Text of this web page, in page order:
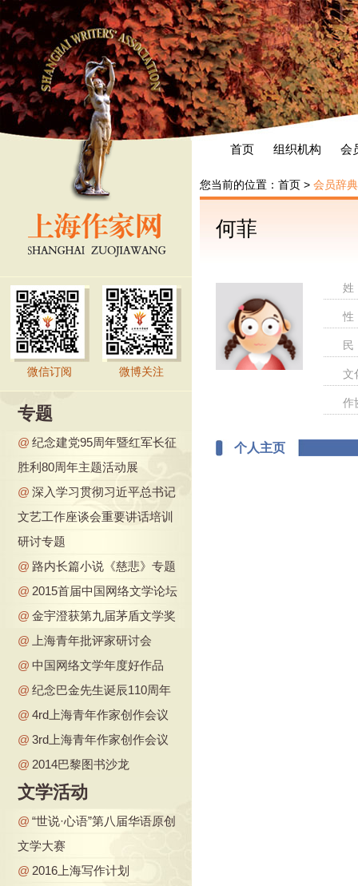
首页 组织机构 会
微信订阅 微博关注
专题
@ 纪念建党95周年暨红军长征
胜利80周年主题活动展
@ 深入学习贯彻习近平总书记
文艺工作座谈会重要讲话培训
研讨专题
@ 路内长篇小说《慈悲》专题
@ 2015首届中国网络文学论坛
@ 金宇澄获第九届茅盾文学奖
@
上海青年批评家研讨会
@ 中国网络文学年度好作品
@ 纪念巴金先生诞辰110周年
@ 4rd上海青年作家创作会议
@ 3rd上海青年作家创作会议
@ 2014巴黎图书沙龙
文学活动
@ “世说·心语”第八届华语原创
文学大赛
@ 2016上海写作计划
您当前的位置： 首页 > 会员辞典
何菲
文
作
个人主页